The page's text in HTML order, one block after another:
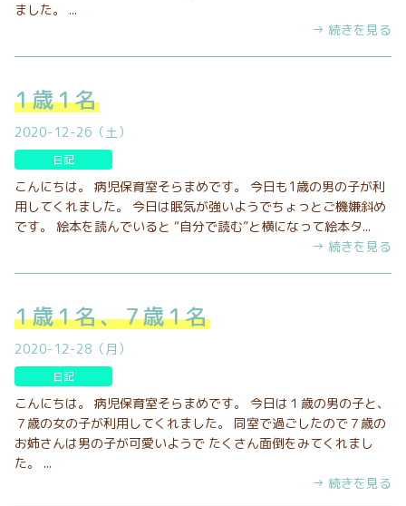
ました。 ...
→ 続きを見る
1歳1名
2020-12-26（土）
日記
こんにちは。 病児保育室そらまめです。 今日も1歳の男の子が利
用してくれました。 今日は眠気が強いようでちょっとご機嫌斜め
です。 絵本を読んでいると “自分で読む”と横になって絵本タ...
→ 続きを見る
1歳1名、7歳1名
2020-12-28（月）
日記
こんにちは。 病児保育室そらまめです。 今日は１歳の男の子と、
７歳の女の子が利用してくれました。 同室で過ごしたので７歳の
お姉さんは男の子が可愛いようで たくさん面倒をみてくれまし
た。 ...
→ 続きを見る